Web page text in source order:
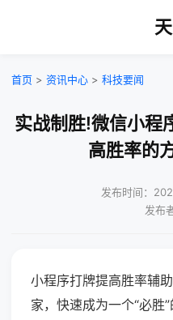
首页 > 资讯中心 > 科技要闻
实战制胜!微信小程
高胜率的
发布时间：
发布
小程序打牌提高胜率辅
家，快速成为一个“必胜